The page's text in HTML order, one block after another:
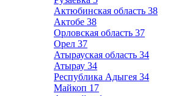
Актюбинская область 38
Актобе 38
Орловская область 37
Орел 37
Атырауская область 34
Атырау 34
Республика Адыгея 34
Майкоп 17